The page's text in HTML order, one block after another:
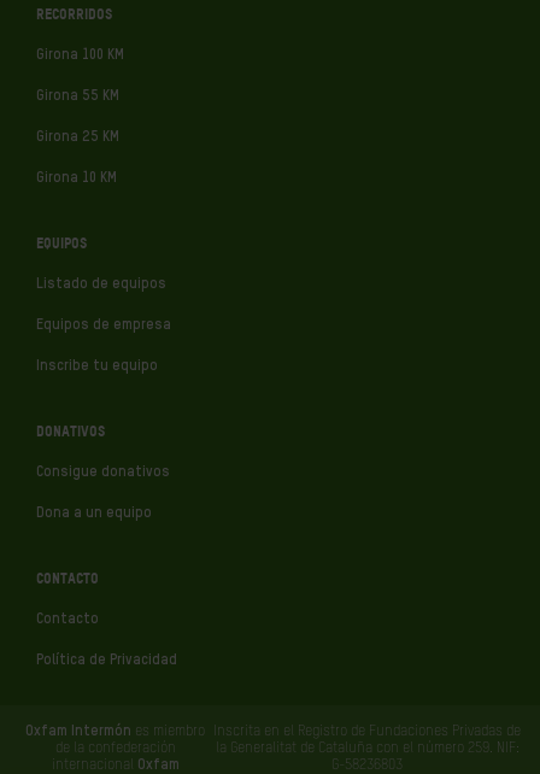
RECORRIDOS
Girona 100 KM
Girona 55 KM
Girona 25 KM
Girona 10 KM
EQUIPOS
Listado de equipos
Equipos de empresa
Inscribe tu equipo
DONATIVOS
Consigue donativos
Dona a un equipo
CONTACTO
Contacto
Política de Privacidad
Oxfam Intermón es miembro
de la confederación
internacional Oxfam
Inscrita en el Registro de Fundaciones Privadas de
la Generalitat de Cataluña con el número 259. NIF:
G-58236803